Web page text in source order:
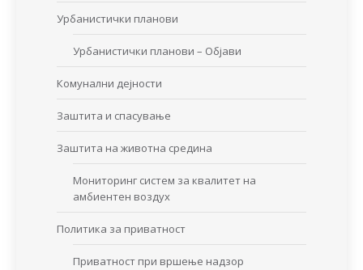
Урбанистички планови
Урбанистички планови – Објави
Комунални дејности
Заштита и спасување
Заштита на животна средина
Мониторинг систем за квалитет на
амбиентен воздух
Политика за приватност
Приватност при вршење надзор